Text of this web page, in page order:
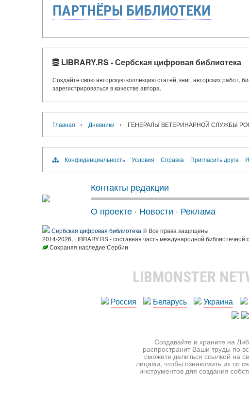
ПАРТНЁРЫ БИБЛИОТЕКИ
LIBRARY.RS - Сербская цифровая библиотека
Создайте свою авторскую коллекцию статей, книг, авторских
зарегистрироваться в качестве автора.
Главная › Дневники › ГЕНЕРАЛЫ ВЕТЕРИНАРНОЙ СЛУЖБЫ
Конфиденциальность Условия Справка Пригласить друга
Контакты редакции
О проекте · Новости · Реклама
Сербская цифровая библиотека © Все права защищены
2014-2026, LIBRARY.RS - составная часть международной библиотечной
Сохраняя наследие Сербии
LIBMONSTER
Россия Беларусь Украина
Создавайте и храните на
распространит Ваши труды по
сможете делиться ссылкой на
лицами, чтобы ознакомить их со
инструментов для создания